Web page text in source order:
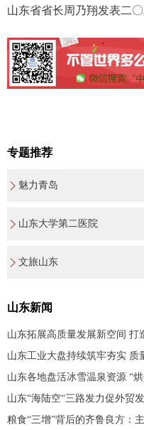
山东省省长周乃翔发表二
专题推荐
魅力青岛
山东大学第二医院
文旅山东
山东新闻
山东拓展高质量发展新空间 打
山东工业大盘持续筑牢夯实 质
山东各地盘活冰雪温泉资源 “
山东“海陆空“三路发力促外贸
粮食“三增”背后的齐鲁良方：